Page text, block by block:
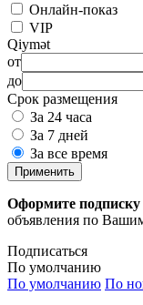
Онлайн-показ
VIP
Qiymət
от
до
Срок размещения
За 24 часа
За 7 дней
За все время
Применить
Оформите подписку
объявления по
Подписаться
По умолчанию
По умолчанию По